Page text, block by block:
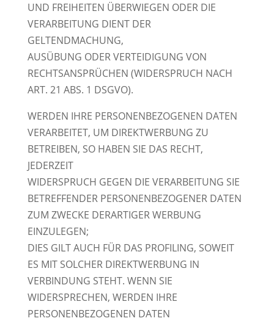
UND FREIHEITEN ÜBERWIEGEN ODER DIE
VERARBEITUNG DIENT DER
GELTENDMACHUNG,
AUSÜBUNG ODER VERTEIDIGUNG VON
RECHTSANSPRÜCHEN (WIDERSPRUCH NACH
ART. 21 ABS. 1 DSGVO).
WERDEN IHRE PERSONENBEZOGENEN DATEN
VERARBEITET, UM DIREKTWERBUNG ZU
BETREIBEN, SO HABEN SIE DAS RECHT,
JEDERZEIT
WIDERSPRUCH GEGEN DIE VERARBEITUNG SIE
BETREFFENDER PERSONENBEZOGENER DATEN
ZUM ZWECKE DERARTIGER WERBUNG
EINZULEGEN;
DIES GILT AUCH FÜR DAS PROFILING, SOWEIT
ES MIT SOLCHER DIREKTWERBUNG IN
VERBINDUNG STEHT. WENN SIE
WIDERSPRECHEN, WERDEN IHRE
PERSONENBEZOGENEN DATEN